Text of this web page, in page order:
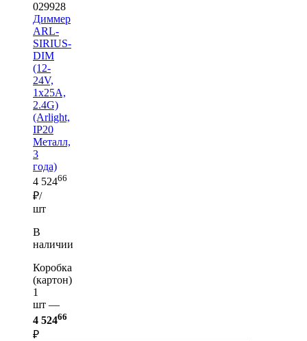
029928
Диммер
ARL-
SIRIUS-
DIM
(12-
24V,
1x25A,
2.4G)
(Arlight,
IP20
Металл,
3
года)
4 52466
₽/
шт
В
наличии
Коробка
(картон)
1
шт —
4 52466
₽